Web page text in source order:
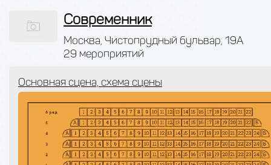
Современник
Москва, Чистопрудный бульвар, 19А
29 мероприятий
Основная сцена, схема сцены